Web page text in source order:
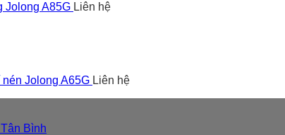
Jolong A85G Liên hệ
Jolong A65G Liên hệ
Bình